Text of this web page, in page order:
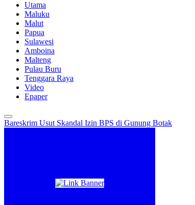
Utama
Maluku
Malut
Papua
Sulawesi
Amboina
Malteng
Pulau Buru
Tenggara Raya
Video
Epaper
Bareskrim Usut Skandal Izin BPS di Gunung Botak